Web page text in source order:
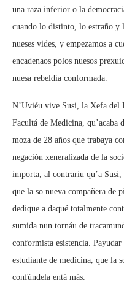
una raza inferior o la
cuando lo distinto, lo estraño y
nueses vides, y empezamos a
encadenaos polos nuesos
nuesa rebeldía conformada.
N’Uviéu vive Susi, la Xefa del
Facultá de Medicina, qu’acaba
moza de 28 años que trabaya
negación xeneralizada de la
importa, al contrariu qu’a Susi,
que la so nueva compañera de
dedique a daqué totalmente
sumida nun tornáu de
conformista esistencia.
estudiante de medicina, que la
confúndela entá más.